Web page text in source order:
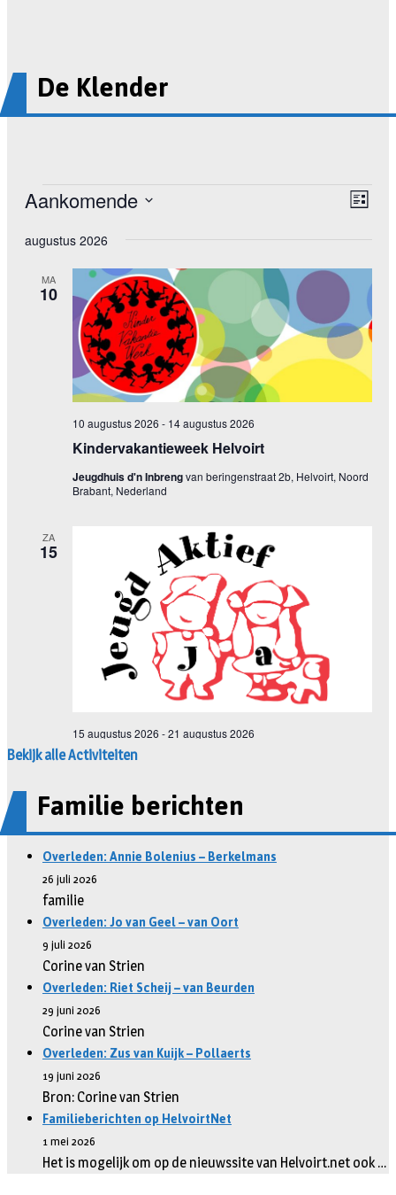
De Klender
Bekijk alle Activiteiten
Familie berichten
Overleden: Annie Bolenius – Berkelmans
26 juli 2026
familie
Overleden: Jo van Geel – van Oort
9 juli 2026
Corine van Strien
Overleden: Riet Scheij – van Beurden
29 juni 2026
Corine van Strien
Overleden: Zus van Kuijk – Pollaerts
19 juni 2026
Bron: Corine van Strien
Familieberichten op HelvoirtNet
1 mei 2026
Het is mogelijk om op de nieuwssite van Helvoirt.net ook …